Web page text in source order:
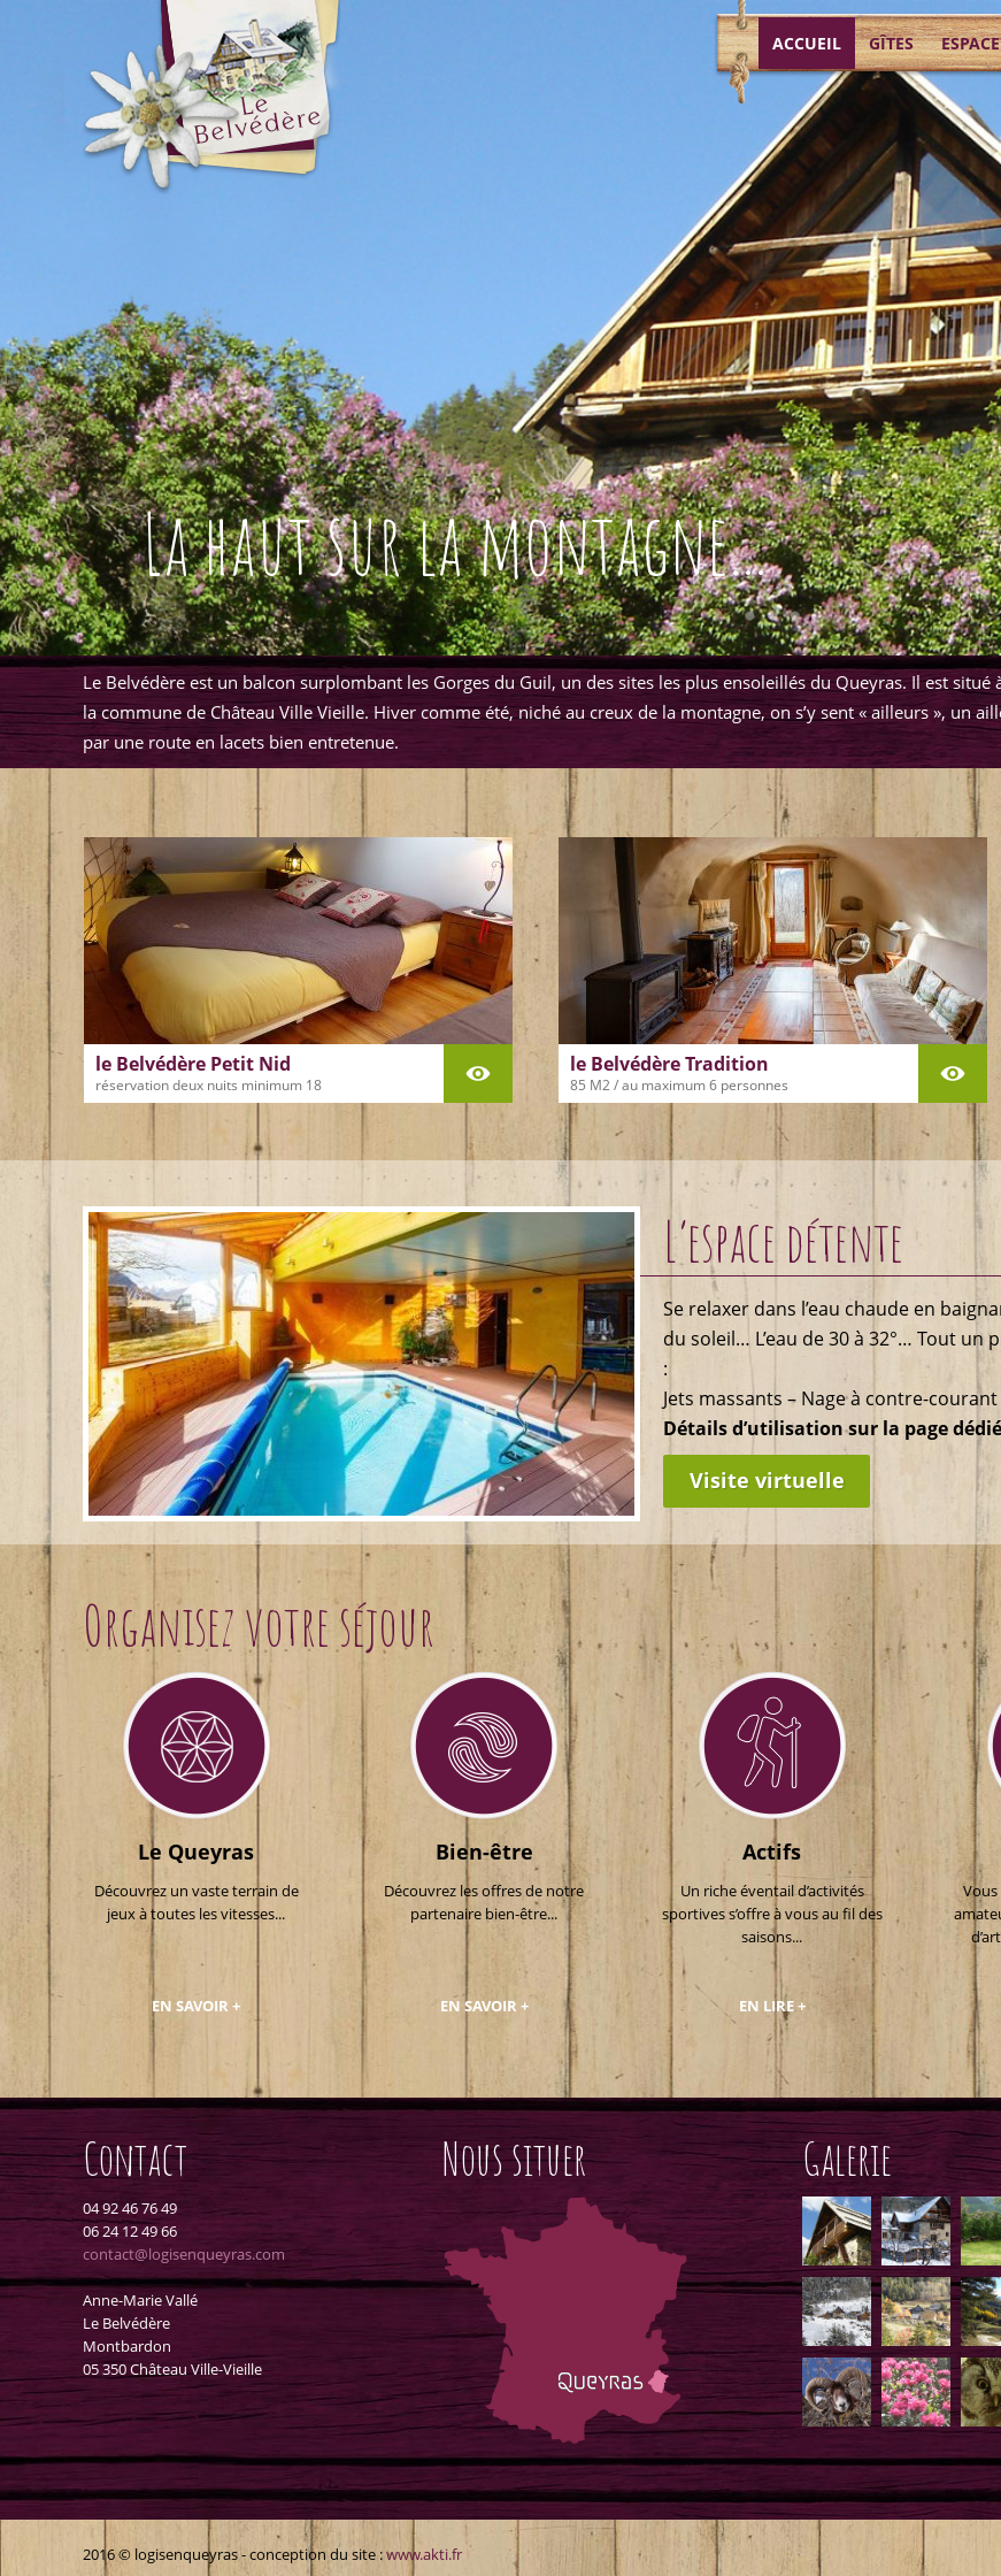
ACCUEIL GÎTES
La haut sur la montagne...
Le Belvédère est un balcon surplombant les Gorges du Guil, un des sites les plus ensoleillés du Queyras. Ilest situé
la commune de Château Ville Vieille. Hiver comme été, niché au creux de la montagne, on s’y sent « ailleurs », un
par une route en lacets bien entretenue.
le Belvédère Petit Nid
réservation deux nuits minimum 18
M2 / au maximum 2 personnes
chaud, baignés par le paysage et la
lumière de l’extérieur qui entrent
abondamment . La grande terrasse
souffle dont on profite à loisirs, du petit
[…]
le Belvédère Tradition
85 M2 / au maximum 6 personnes
Dans ce logis, on perçoit la longue
histoire des lieux, c’est la partie
habitable la plus ancienne. Au XIXéme
siècle, le salon voûté était la cuisine
d’été, la chambre Sud-Ouest était la
passaient les vaches qui rentraient à
L’espace détente
Se relaxer dans l’eau chaude en
du soleil… L’eau de 30 à 32°… Tout
:
Jets massants – Nage à contre-courant
Détails d’utilisation sur la page
Visite virtuelle
Organisez votre séjour
Le Queyras
Découvrez un vaste terrain de
jeux à toutes les vitesses...
EN SAVOIR +
Bien-être
Découvrez les offres de notre
partenaire bien-être...
EN SAVOIR +
Actifs
Un riche éventail d’activités
sportives s’offre à vous au fil des
saisons...
EN LIRE +
Contact
04 92 46 76 49
06 24 12 49 66
contact@logisenqueyras.com
Anne-Marie Vallé
Le Belvédère
Montbardon
05 350 Château Ville-Vieille
Nous situer Galerie
2016 © logisenqueyras - conception du site :www.akti.fr